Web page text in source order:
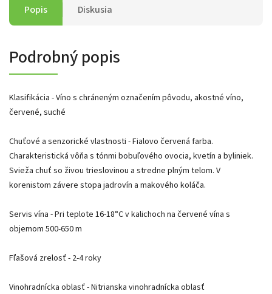
Popis Diskusia
Podrobný popis
Klasifikácia - Víno s chráneným označením pôvodu, akostné víno,
červené, suché
Chuťové a senzorické vlastnosti - Fialovo červená farba.
Charakteristická vôňa s tónmi bobuľového ovocia, kvetín a byliniek.
Svieža chuť so živou trieslovinou a stredne plným telom. V
korenistom závere stopa jadrovín a makového koláča.
Servis vína - Pri teplote 16-18°C v kalichoch na červené vína s
objemom 500-650 m
Fľašová zrelosť - 2-4 roky
Vinohradnícka oblasť - Nitrianska vinohradnícka oblasť